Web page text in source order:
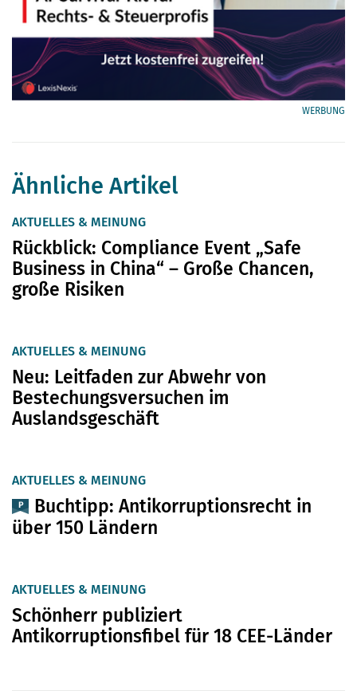
WERBUNG
Ähnliche Artikel
AKTUELLES & MEINUNG
Rückblick: Compliance Event „Safe
Business in China“ – Große Chancen,
große Risiken
AKTUELLES & MEINUNG
Neu: Leitfaden zur Abwehr von
Bestechungsversuchen im
Auslandsgeschäft
AKTUELLES & MEINUNG
Buchtipp: Antikorruptionsrecht in
über 150 Ländern
AKTUELLES & MEINUNG
Schönherr publiziert
Antikorruptionsfibel für 18 CEE-Länder